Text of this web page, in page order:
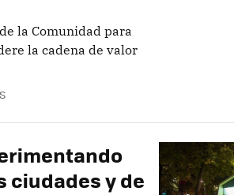
la Comunidad para
la cadena de valor
ciudades y de